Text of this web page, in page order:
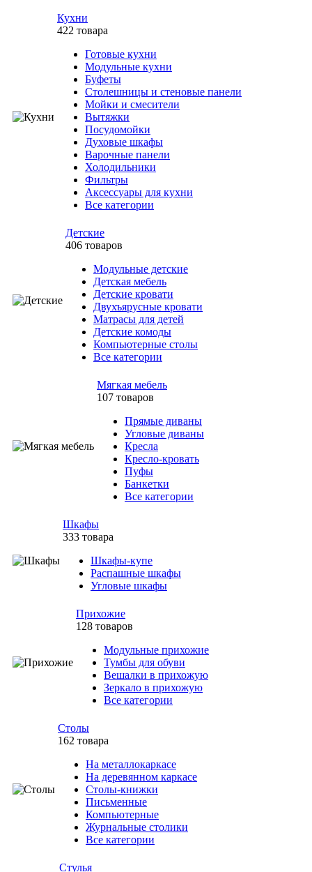
Кухни
422 товара
Готовые кухни
Модульные кухни
Буфеты
Столешницы и стеновые панели
Мойки и смесители
Вытяжки
Посудомойки
Духовые шкафы
Варочные панели
Холодильники
Фильтры
Аксессуары для кухни
Все категории
Детские
406 товаров
Модульные детские
Детская мебель
Детские кровати
Двухъярусные кровати
Матрасы для детей
Детские комоды
Компьютерные столы
Все категории
Мягкая мебель
107 товаров
Прямые диваны
Угловые диваны
Кресла
Кресло-кровать
Пуфы
Банкетки
Все категории
Шкафы
333 товара
Шкафы-купе
Распашные шкафы
Угловые шкафы
Прихожие
128 товаров
Модульные прихожие
Тумбы для обуви
Вешалки в прихожую
Зеркало в прихожую
Все категории
Столы
162 товара
На металлокаркасе
На деревянном каркасе
Столы-книжки
Письменные
Компьютерные
Журнальные столики
Все категории
Стулья